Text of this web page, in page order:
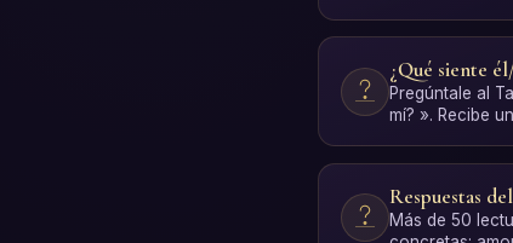
¿Qué siente
Pregúntale al
mí? ». Recibe
Respuestas
Más de 50